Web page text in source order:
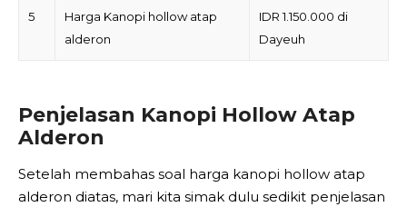
5
Harga Kanopi hollow atap
alderon
IDR 1.150.000 di
Dayeuh
Penjelasan Kanopi Hollow Atap
Alderon
Setelah membahas soal harga kanopi hollow atap
alderon diatas, mari kita simak dulu sedikit penjelasan